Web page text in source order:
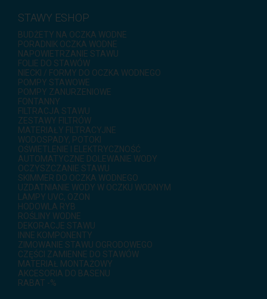
STAWY ESHOP
BUDŻETY NA OCZKA WODNE
PORADNIK OCZKA WODNE
NAPOWIETRZANIE STAWU
FOLIE DO STAWÓW
NIECKI / FORMY DO OCZKA WODNEGO
POMPY STAWOWE
POMPY ZANURZENIOWE
FONTANNY
FILTRACJA STAWU
ZESTAWY FILTRÓW
MATERIAŁY FILTRACYJNE
WODOSPADY, POTOKI
OŚWIETLENIE I ELEKTRYCZNOŚĆ
AUTOMATYCZNE DOLEWANIE WODY
OCZYSZCZANIE STAWU
SKIMMER DO OCZKA WODNEGO
UZDATNIANIE WODY W OCZKU WODNYM
LAMPY UVC, OZON
HODOWLA RYB
ROŚLINY WODNE
DEKORACJE STAWU
INNE KOMPONENTY
ZIMOWANIE STAWU OGRODOWEGO
CZĘŚCI ZAMIENNE DO STAWÓW
MATERIAŁ MONTAŻOWY
AKCESORIA DO BASENU
RABAT -%